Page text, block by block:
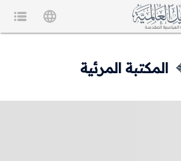
المكتبة المرئية